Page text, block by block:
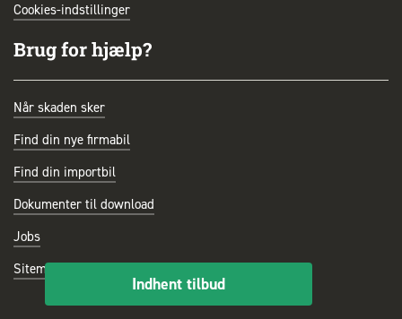
Cookies-indstillinger
Brug for hjælp?
Når skaden sker
Find din nye firmabil
Find din importbil
Dokumenter til download
Jobs
Sitemap
Indhent tilbud